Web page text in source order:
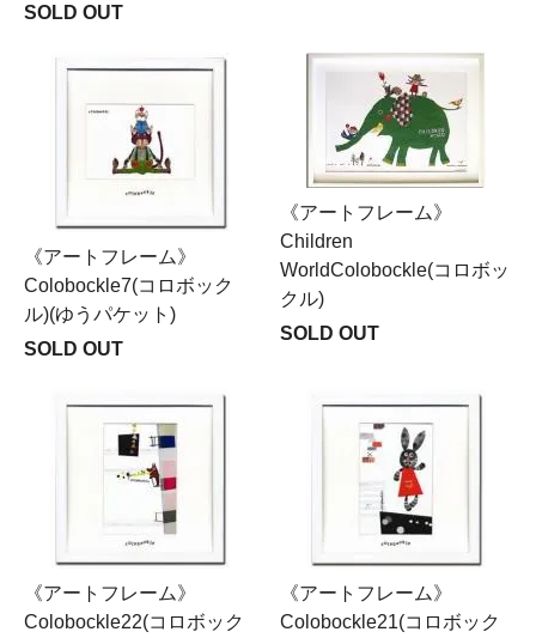
SOLD OUT
《アートフレーム》
Colobockle7(コロボック
ル)(ゆうパケット)
SOLD OUT
《アートフレーム》
Children
WorldColobockle(コロボッ
クル)
SOLD OUT
《アートフレーム》
Colobockle22(コロボック
《アートフレーム》
Colobockle21(コロボック